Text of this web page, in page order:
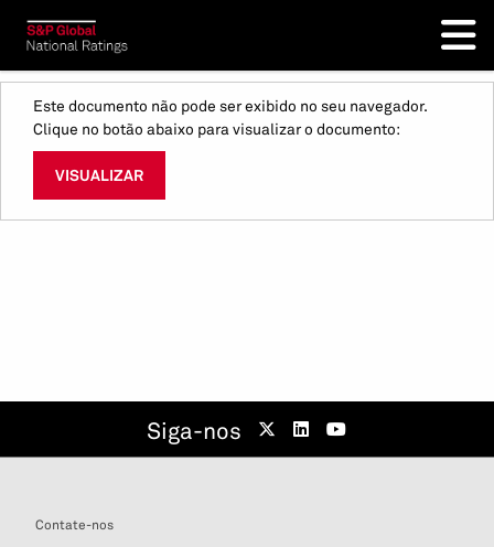
Este documento não pode ser exibido no seu navegador.
Clique no botão abaixo para visualizar o documento:
VISUALIZAR
Siga-nos
Contate-nos